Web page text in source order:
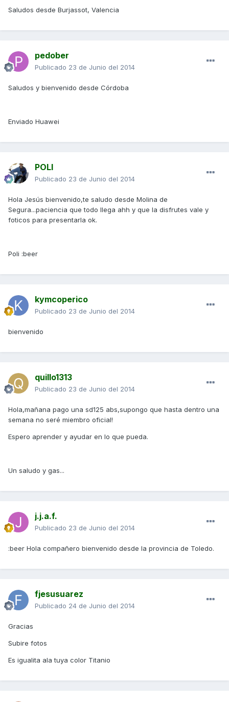
Saludos desde Burjassot, Valencia
pedober
Publicado 23 de Junio del 2014
Saludos y bienvenido desde Córdoba
Enviado Huawei
POLI
Publicado 23 de Junio del 2014
Hola Jesús bienvenido,te saludo desde Molina de
Segura...paciencia que todo llega ahh y que la disfrutes vale y
foticos para presentarla ok.
Poli :beer
kymcoperico
Publicado 23 de Junio del 2014
bienvenido
quillo1313
Publicado 23 de Junio del 2014
Hola,mañana pago una sd125 abs,supongo que hasta dentro una
semana no seré miembro oficial!
Espero aprender y ayudar en lo que pueda.
Un saludo y gas...
j.j.a.f.
Publicado 23 de Junio del 2014
:beer Hola compañero bienvenido desde la provincia de Toledo.
fjesusuarez
Publicado 24 de Junio del 2014
Gracias
Subire fotos
Es igualita ala tuya color Titanio